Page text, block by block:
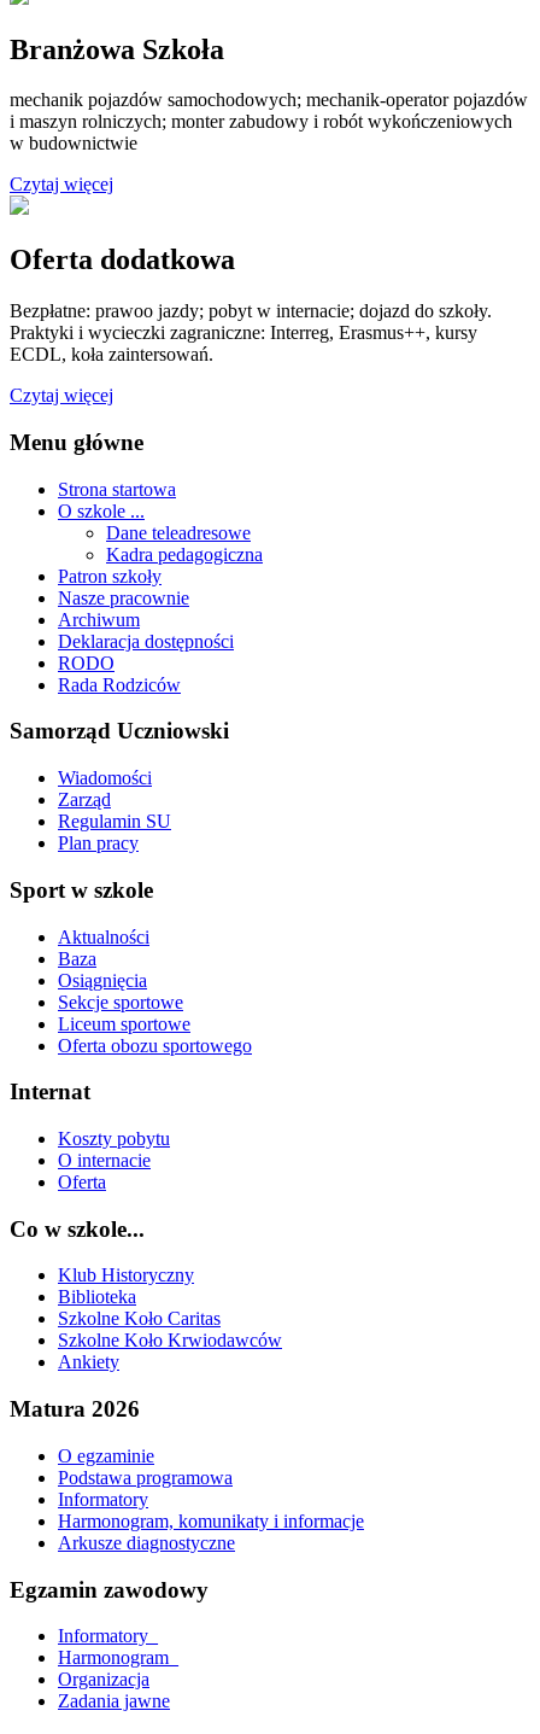
Branżowa Szkoła
mechanik pojazdów samochodowych; mechanik-operator pojazdów
i maszyn rolniczych; monter zabudowy i robót wykończeniowych
w budownictwie
Czytaj więcej
Oferta dodatkowa
Bezpłatne: prawoo jazdy; pobyt w internacie; dojazd do szkoły.
Praktyki i wycieczki zagraniczne: Interreg, Erasmus++, kursy
ECDL, koła zaintersowań.
Czytaj więcej
Menu główne
Strona startowa
O szkole ...
Dane teleadresowe
Kadra pedagogiczna
Patron szkoły
Nasze pracownie
Archiwum
Deklaracja dostępności
RODO
Rada Rodziców
Samorząd Uczniowski
Wiadomości
Zarząd
Regulamin SU
Plan pracy
Sport w szkole
Aktualności
Baza
Osiągnięcia
Sekcje sportowe
Liceum sportowe
Oferta obozu sportowego
Internat
Koszty pobytu
O internacie
Oferta
Co w szkole...
Klub Historyczny
Biblioteka
Szkolne Koło Caritas
Szkolne Koło Krwiodawców
Ankiety
Matura 2026
O egzaminie
Podstawa programowa
Informatory
Harmonogram, komunikaty i informacje
Arkusze diagnostyczne
Egzamin zawodowy
Informatory_
Harmonogram_
Organizacja
Zadania jawne